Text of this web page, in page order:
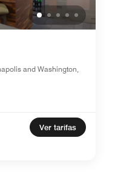
and Washington,
Ver tarifas